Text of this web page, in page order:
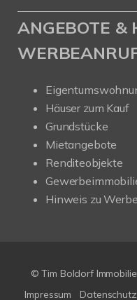
ANGEBOTE &
Häuser zum Kauf
Grundstücke
Mietangebote
Renditeobjekte
Hinweis zu
© Tim Boldorf
Impressum
Datenschutz